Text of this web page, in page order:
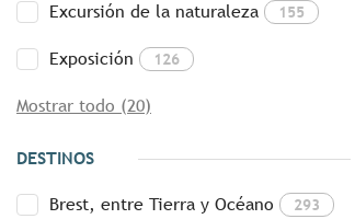
Excursión de la naturaleza 155
Exposición 126
Mostrar todo (20)
DESTINOS
Brest, entre Tierra y Océano 293